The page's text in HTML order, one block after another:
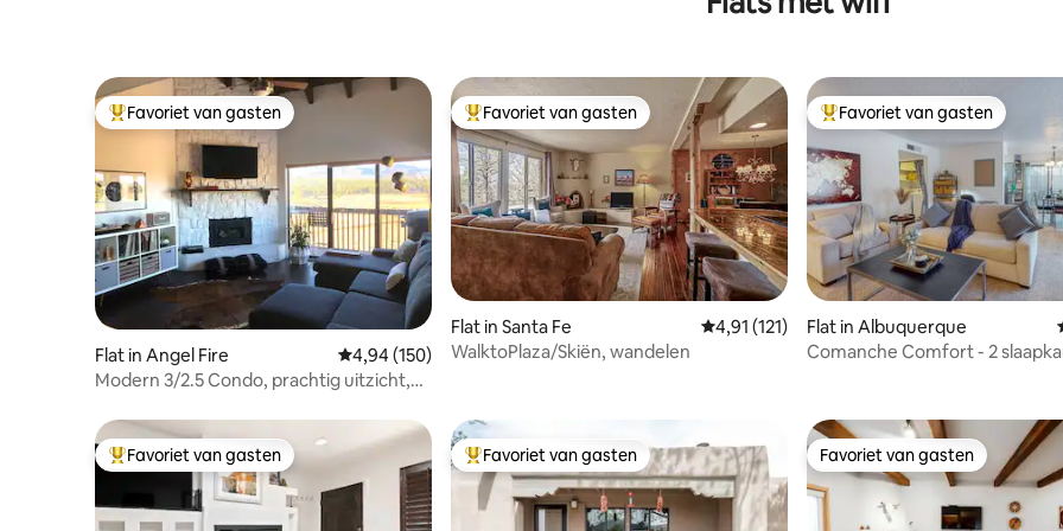
Topfavoriet van gasten
Favoriet van gasten
Flat in Angel Fire Gemiddelde beoordeling van 4,94 op 5, 150 recensies
4,94 (150)
Modern 3/2.5 Condo, prachtig uitzicht,
Topfavoriet van gasten
Favoriet van gasten
Flat in Santa Fe Gemiddelde beoordeling van 4,91 op 5, 121
4,91 (121)
WalktoPlaza/Skiën, wandelen
Topfavoriet van gasten
Favoriet van gasten
Flat in Albuquerque
Comanche Comfort - 2
Topfavoriet van gasten
Favoriet van gasten Topfavoriet van gasten
Favoriet van gasten Favoriet van gasten
Favoriet van gasten